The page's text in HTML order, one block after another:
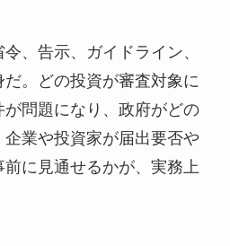
、告示、ガイドライン、
。どの投資が審査対象に
問題になり、政府がどの
業や投資家が届出要否や
に見通せるかが、実務上